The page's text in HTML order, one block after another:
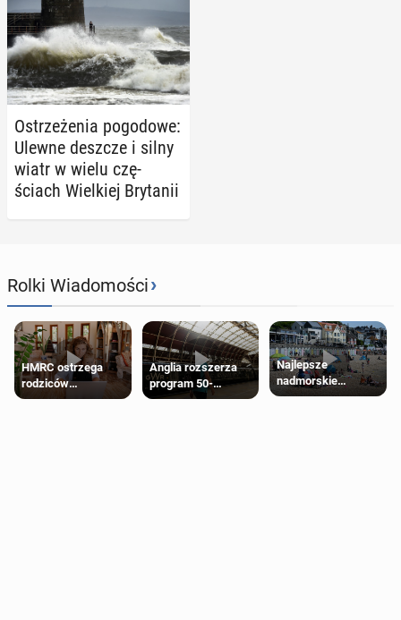
Ostrze­że­nia po­go­do­we:
Ulewne deszcze i silny
wiatr w wielu czę­
ściach Wiel­kiej Bry­ta­nii
Rolki Wiadomości›
HMRC ostrzega
rodziców
pobierających Child
Anglia rozszerza
program 50-
procentowych
Najlepsze
nadmorskie
miasteczko blisko